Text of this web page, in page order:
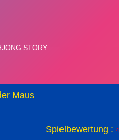
Maus
Spielbewertung :